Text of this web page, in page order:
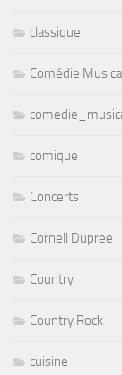
classique
Comédie
comique
Concerts
Cornell Dupree
Country
Country Rock
cuisine